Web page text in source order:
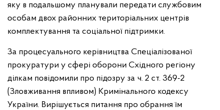
яку в подальшому планували передати службовим
особам двох районних територіальних центрів
комплектування та соціальної підтримки.
За процесуального керівництва Спеціалізованої
прокуратури у сфері оборони Східного регіону
ділкам повідомили про підозру за ч. 2 ст. 369-2
(Зловживання впливом) Кримінального кодексу
України. Вирішується питання про обрання їм